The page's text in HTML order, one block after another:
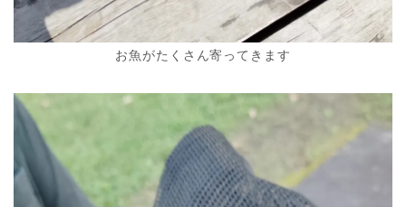
お魚がたくさん寄ってきます